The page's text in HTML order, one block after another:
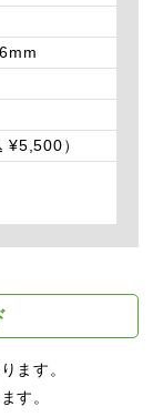
¥5,500）
ます。
す。